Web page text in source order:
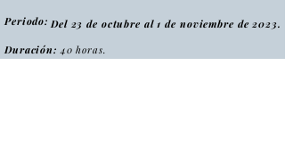
Periodo:
Duración: 40 horas.
Del 23 de octubre al 1 de noviembre de 2023.